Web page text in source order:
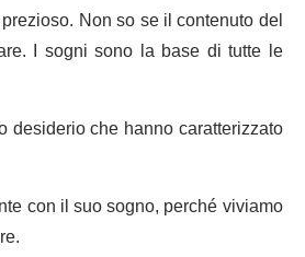
Non so se il contenuto del
I sogni sono la base di tutte le
che hanno caratterizzato
con il suo sogno, perché viviamo